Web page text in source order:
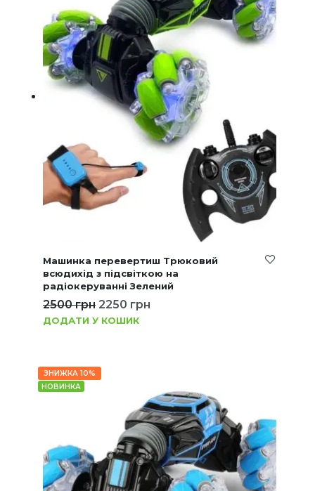
Машинка перевертиш Трюковий
всюдихід з підсвіткою на
радіокеруванні Зелений
2500грн 2250 грн
ДОДАТИ У КОШИК
ЗНИЖКА 10%
НОВИНКА